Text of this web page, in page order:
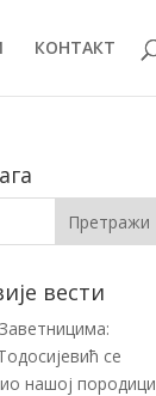
КОНТАКТ
вести
се
нашој породици